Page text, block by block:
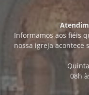
Informamos aos fiéis
nossa igreja acontece
08h